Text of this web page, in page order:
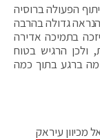
הפעולה ברוסיה
גדולה בהרבה
בתמיכה אדירה
ולכן הרגיש בטוח
ברגע בתוך כמה
עיראק